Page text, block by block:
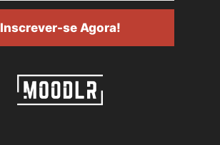
Inscrever-se Agora!